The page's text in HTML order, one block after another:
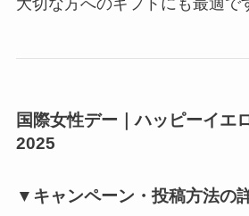
大切な方へのギフトにも最適で
国際女性デー｜ハッピーイエ
2025
▼キャンペーン・投稿方法の